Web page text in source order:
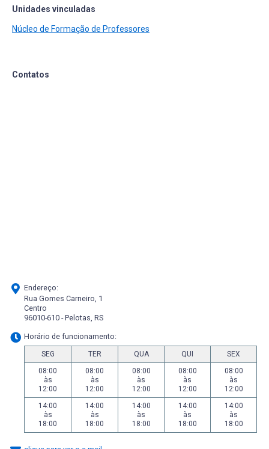
Unidades vinculadas
Núcleo de Formação de Professores
Contatos
Endereço:
Rua Gomes Carneiro, 1
Centro
96010-610 - Pelotas, RS
Horário de funcionamento:
SEG TER QUA QUI
SEX
08:00
às
12:00
08:00
às
12:00
08:00
às
12:00
08:00
às
12:00
08:00
às
12:00
14:00
às
18:00
14:00
às
18:00
14:00
às
18:00
14:00
às
18:00
14:00
às
18:00